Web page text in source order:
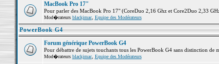
MacBook Pro 17"
Pour parler des MacBook Pro 17" (CoreDuo 2,16 Ghz et Core2Duo 2,33
Mod�rateurs blackjmac, Equipe des Modérateurs
PowerBook G4
Forum générique PowerBook G4
Pour débattre de sujets touchants tous les PowerBook G4 sans distinction de
Mod�rateurs blackjmac, Equipe des Modérateurs